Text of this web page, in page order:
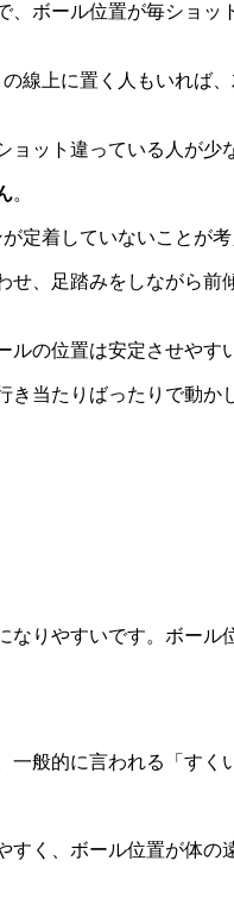
ボール位置が毎ショ
線上に置く人もいれば
ット違っている人が少
。
定着していないことが考
、足踏みをしながら前
の位置は安定させやす
当たりばったりで動
りやすいです。ボー
般的に言われる「すく
く、ボール位置が体の